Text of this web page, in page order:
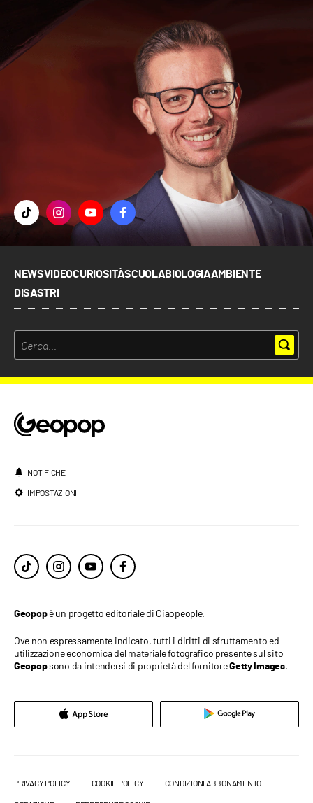
NEWSVIDEOCURIOSITÀSCUOLABIOLOGIAAMBIENTE
DISASTRI
NOTIFICHE
IMPOSTAZIONI
Geopopè un progetto editoriale di Ciaopeople.
Ove non espressamente indicato, tutti i diritti di sfruttamento ed
utilizzazione economica del materiale fotografico presente sul sito
Geopopsono da intendersi di proprietà del fornitoreGetty Images.
PRIVACY POLICY COOKIE POLICY CONDIZIONI ABBONAMENTO